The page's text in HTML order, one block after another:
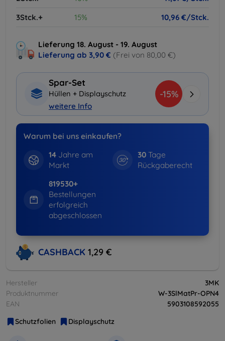
3Stck.+
15% 10,96 €/Stck.
Lieferung 18. August - 19. August
Lieferung ab 3,90 € (Frei von 80,00 €)
Spar-Set
Hüllen + Displayschutz
weitere Info
-15%
Warum bei uns einkaufen?
14Jahre am
Markt
30 Tage
Rückgaberecht
819530+
Bestellungen
erfolgreich
abgeschlossen
CASHBACK 1,29 €
Hersteller
3MK
Produktnummer
W-3SlMatPr-OPN4
EAN
5903108592055
Schutzfolien
Displayschutz